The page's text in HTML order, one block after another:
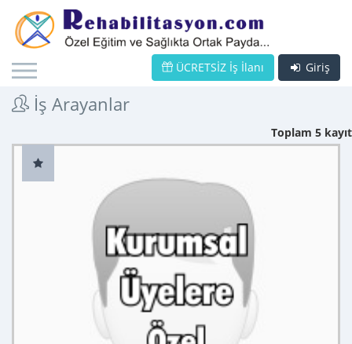
Giriş
ÜCRETSİZ İş İlanı
İş Arayanlar
Toplam 5 kayıt